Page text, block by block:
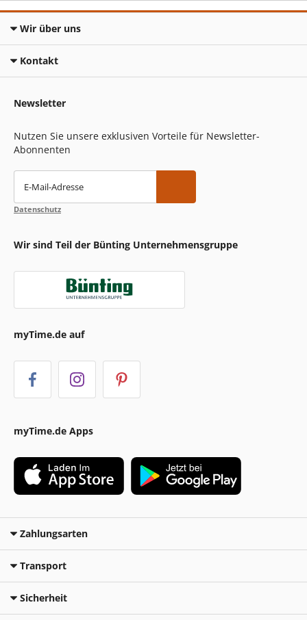
Wir über uns
Kontakt
Newsletter
Nutzen Sie unsere exklusiven Vorteile für Newsletter-
Abonnenten
E-Mail-Adresse
Datenschutz
Wir sind Teil der Bünting Unternehmensgruppe
myTime.de auf
myTime.de Apps
Zahlungsarten
Transport
Sicherheit